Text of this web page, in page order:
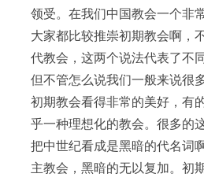
领受。在我们中国教会一个非
大家都比较推崇初期教会啊，
代教会，这两个说法代表了不
但不管怎么说我们一般来说很
初期教会看得非常的美好，有
乎一种理想化的教会。很多的
把中世纪看成是黑暗的代名词
主教会，黑暗的无以复加。初